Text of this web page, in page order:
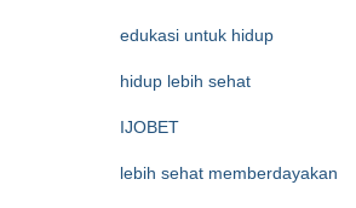
edukasi untuk hidup
hidup lebih sehat
IJOBET
lebih sehat memberdayakan